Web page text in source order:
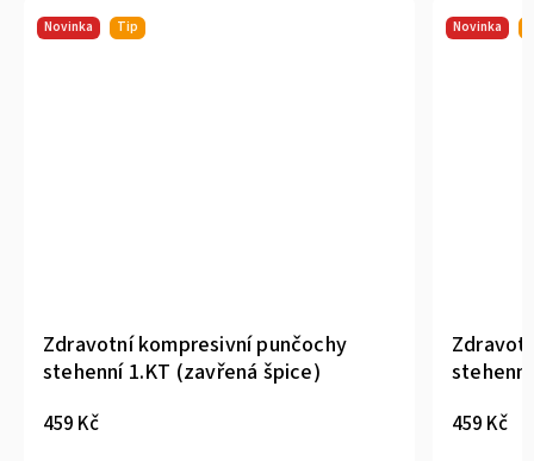
Novinka Tip
Zdravotní kompresivní punčochy
stehenní 1.KT (zavřená špice)
459 Kč
Novinka
459 Kč